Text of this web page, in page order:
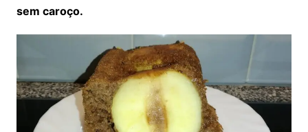
sem caroço.